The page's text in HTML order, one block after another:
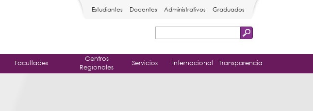
de
Estudiantes Docentes Administrativos Graduados
Facultades
Centros
Regionales
Servicios Internacional Transparencia